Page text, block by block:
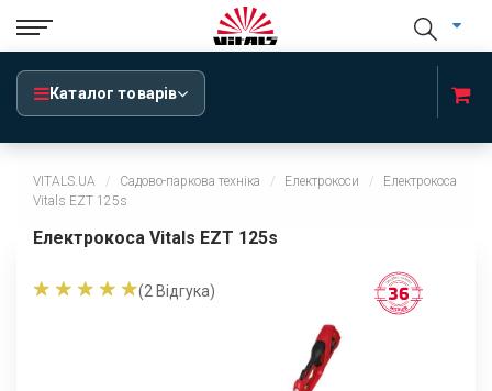
Каталог товарів
VITALS.UA Садово-паркова техніка Eлектрокоси
Електрокоса
Vitals EZT 125s
Електрокоса Vitals EZT 125s
(2 Відгука)